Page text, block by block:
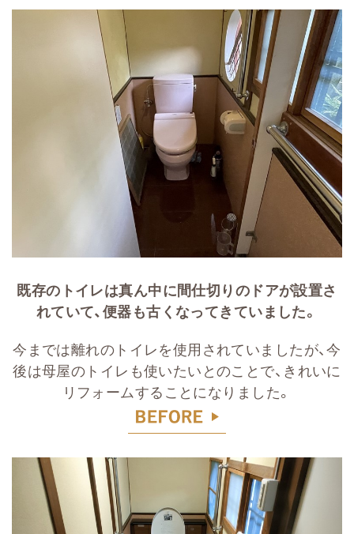
既存のトイレは真ん中に間仕切りのドアが設置さ
れていて、便器も古くなってきていました。
今までは離れのトイレを使用されていましたが、今
後は母屋のトイレも使いたいとのことで、きれいに
リフォームすることになりました。